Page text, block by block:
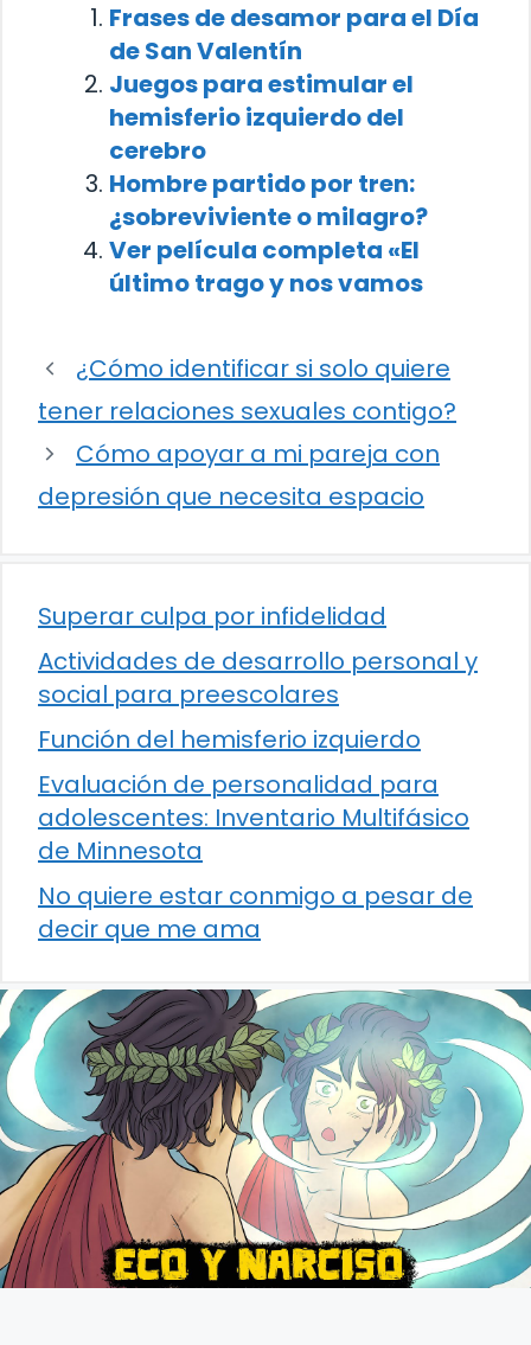
Frases de desamor para el Día
de San Valentín
Juegos para estimular el
hemisferio izquierdo del
cerebro
Hombre partido por tren:
¿sobreviviente o milagro?
Ver película completa «El
último trago y nos vamos
¿Cómo identificar si solo quiere
tener relaciones sexuales contigo?
Cómo apoyar a mi pareja con
depresión que necesita espacio
Superar culpa por infidelidad
Actividades de desarrollo personal y
social para preescolares
Función del hemisferio izquierdo
Evaluación de personalidad para
adolescentes: Inventario Multifásico
de Minnesota
No quiere estar conmigo a pesar de
decir que me ama